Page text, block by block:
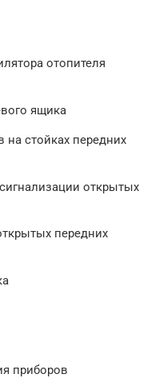
отопителя
ящика
стойках передних
открытых
передних
приборов